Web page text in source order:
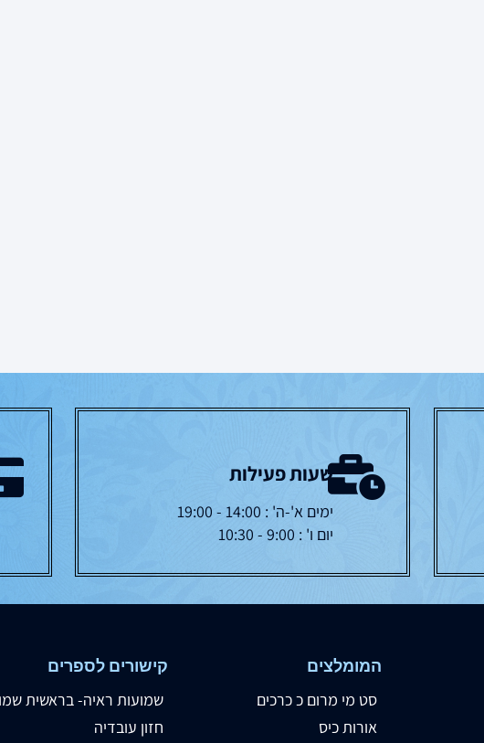
שעות פעילות
ימים א'-ה' : 14:00 - 19:00
יום ו' : 9:00 - 10:30
המומלצים
סט מי מרום כ כרכים
אורות כיס
קישורים לספרים
שמועות ראיה- בראשית
חזון עובדיה